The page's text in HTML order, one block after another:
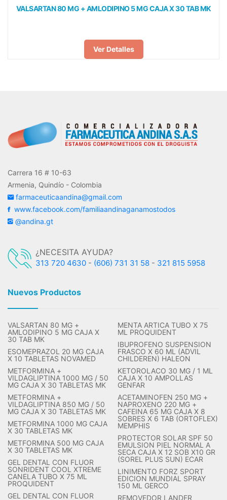
VALSARTAN 80 MG + AMLODIPINO 5 MG CAJA X 30 TAB MK
Ver Detalles
Carrera 16 # 10-63
Armenia, Quindío - Colombia
farmaceuticaandina@gmail.com
www.facebook.com/familiaandinaganamostodos
@andina.gt
¿NECESITA AYUDA?
313 720 4630 - (606) 731 31 58 - 321 815 5958
Nuevos Productos
VALSARTAN 80 MG +
AMLODIPINO 5 MG CAJA X
30 TAB MK
ESOMEPRAZOL 20 MG CAJA
X 10 TABLETAS NOVAMED
METFORMINA +
VILDAGLIPTINA 1000 MG / 50
MG CAJA X 30 TABLETAS MK
METFORMINA +
VILDAGLIPTINA 850 MG / 50
MG CAJA X 30 TABLETAS MK
METFORMINA 1000 MG CAJA
X 30 TABLETAS MK
METFORMINA 500 MG CAJA
X 30 TABLETAS MK
GEL DENTAL CON FLUOR
SONRIDENT COOL XTREME
CANELA TUBO X 75 ML
PROQUIDENT
GEL DENTAL CON FLUOR
MENTA ARTICA TUBO X 75
ML PROQUIDENT
IBUPROFENO SUSPENSION
FRASCO X 60 ML (ADVIL
CHILDEREN) HALEON
KETOROLACO 30 MG / 1 ML
CAJA X 10 AMPOLLAS
GENFAR
ACETAMINOFEN 250 MG +
NAPROXENO 220 MG +
CAFEINA 65 MG CAJA X 8
SOBRES X 6 TAB (ORTOFLEX)
MEMPHIS
PROTECTOR SOLAR SPF 50
EMULSION PIEL NORMAL A
SECA CAJA X 12 SOB X10 GR
(SOREL PLUS SUN) ECAR
LINIMENTO FORZ SPORT
EDICION MUNDIAL SPRAY
150 ML GERCO
REMOVEDOR LANDER